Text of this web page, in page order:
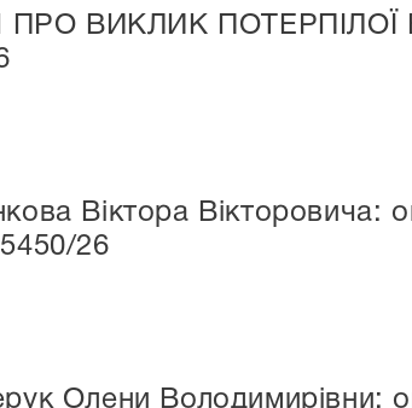
ВИКЛИК ПОТЕРПІЛОЇ
Віктора Вікторовича:
26
Олени Володимирівни: